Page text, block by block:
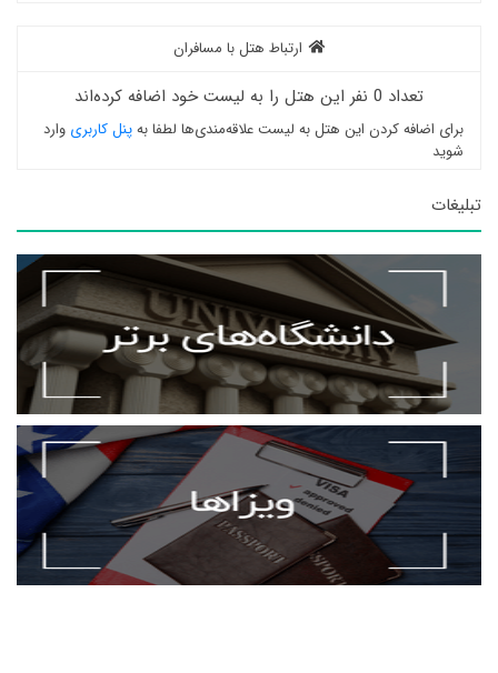
ارتباط هتل با مسافران
تعداد 0 نفر این هتل را به لیست خود اضافه کرده‌اند
برای اضافه کردن این هتل به لیست علاقه‌مندی‌ها لطفا بهپنل کاربری وارد
شوید
تبلیغات